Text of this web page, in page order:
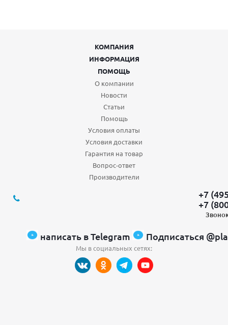
КОМПАНИЯ
ИНФОРМАЦИЯ
ПОМОЩЬ
О компании
Новости
Статьи
Помощь
Условия оплаты
Условия доставки
Гарантия на товар
Вопрос-ответ
Производители
+7
+7
написать в Telegram Подписаться
Мы в социальных сетях: